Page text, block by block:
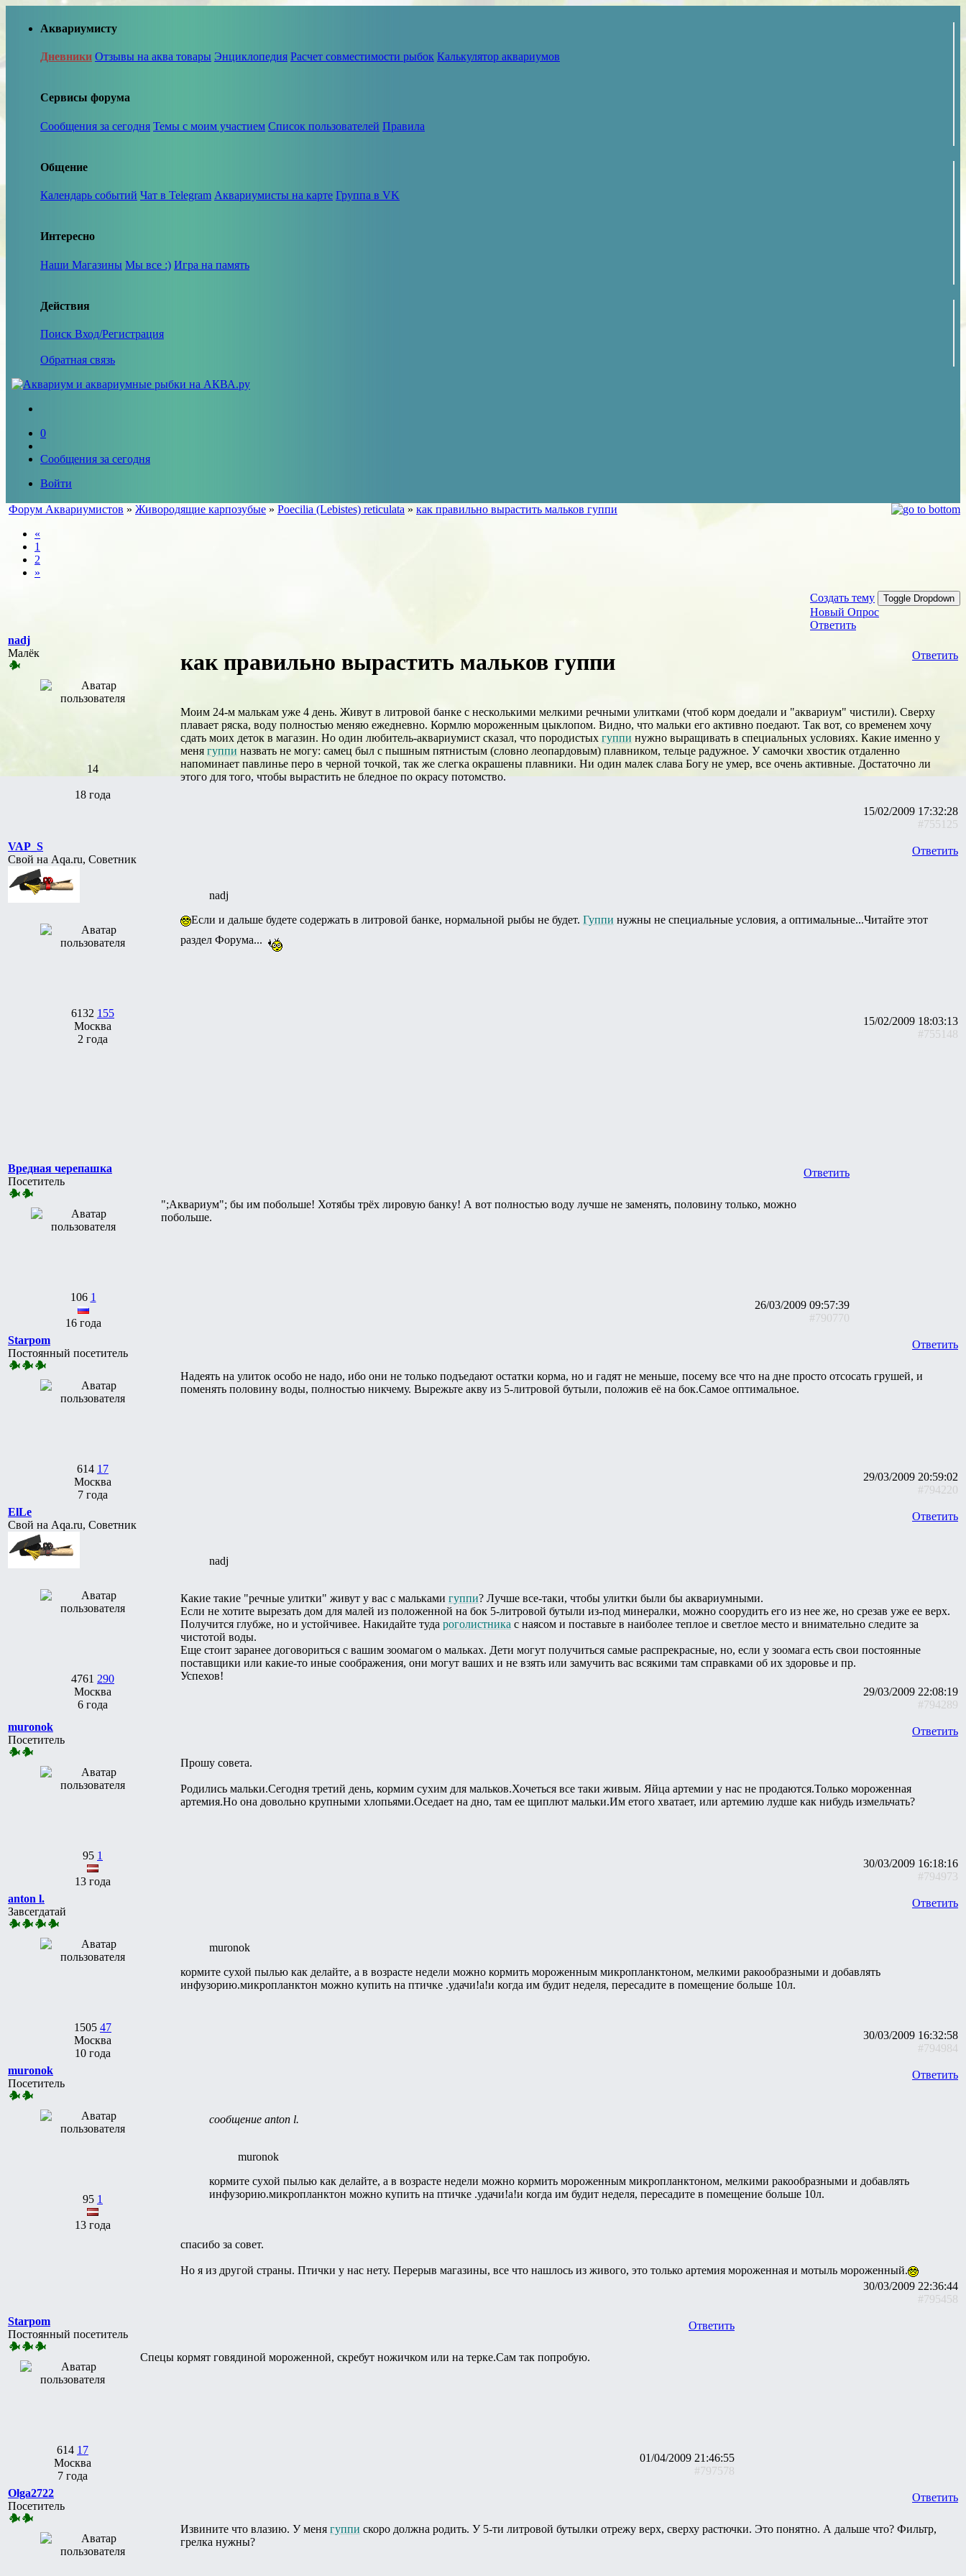
Аквариумисту
Дневники Отзывы на аква товары Энциклопедия Расчет совместимости рыбок Калькулятор аквариумов
Сервисы форума
Сообщения за сегодня Темы с моим участием Список пользователей Правила
Общение
Календарь событий Чат в Telegram Аквариумисты на карте Группа в VK
Интересно
Наши Магазины Мы все :) Игра на память
Действия
Поиск Вход/Регистрация
Обратная связь
0
Сообщения за сегодня
Войти
Форум Аквариумистов » Живородящие карпозубые » Poecilia (Lebistes) reticulata » как правильно вырастить мальков гуппи
«
1
2
»
Создать тему Toggle Dropdown
Новый Опрос
Ответить
nadj
Малёк
14
18 года
Ответить
как правильно вырастить мальков гуппи
Моим 24-м малькам уже 4 день. Живут в литровой банке с несколькими мелкими речными улитками (чтоб корм доедали и "аквариум" чистили). Сверху
плавает ряска, воду полностью меняю ежедневно. Кормлю мороженным цыклопом. Видно, что мальки его активно поедают. Так вот, со временем хочу
сдать моих деток в магазин. Но один любитель-аквариумист сказал, что породистых гуппи нужно выращивать в специальных условиях. Какие именно у
меня гуппи назвать не могу: самец был с пышным пятнистым (словно леопардовым) плавником, тельце радужное. У самочки хвостик отдаленно
напоминает павлинье перо в черной точкой, так же слегка окрашены плавники. Ни один малек слава Богу не умер, все очень активные. Достаточно ли
этого для того, чтобы вырастить не бледное по окрасу потомство.
15/02/2009 17:32:28
#755125
VAP_S
Свой на Aqa.ru, Советник
6132 155
Москва
2 года
Ответить
nadj
Если и дальше будете содержать в литровой банке, нормальной рыбы не будет. Гуппи нужны не специальные условия, а оптимальные...Читайте этот
раздел Форума...
15/02/2009 18:03:13
#755148
Вредная черепашка
Посетитель
106 1
16 года
Ответить
";Аквариум"; бы им побольше! Хотябы трёх лировую банку! А вот полностью воду лучше не заменять, половину только, можно
побольше.
26/03/2009 09:57:39
#790770
Starpom
Постоянный посетитель
614 17
Москва
7 года
Ответить
Надеять на улиток особо не надо, ибо они не только подъедают остатки корма, но и гадят не меньше, посему все что на дне просто отсосать грушей, и
поменять половину воды, полностью никчему. Вырежьте акву из 5-литровой бутыли, положив её на бок.Самое оптимальное.
29/03/2009 20:59:02
#794220
ElLe
Свой на Aqa.ru, Советник
4761 290
Москва
6 года
Ответить
nadj
Какие такие "речные улитки" живут у вас с мальками гуппи? Лучше все-таки, чтобы улитки были бы аквариумными.
Если не хотите вырезать дом для малей из положенной на бок 5-литровой бутыли из-под минералки, можно соорудить его из нее же, но срезав уже ее верх.
Получится глубже, но и устойчивее. Накидайте туда роголистника с наясом и поставьте в наиболее теплое и светлое место и внимательно следите за
чистотой воды.
Еще стоит заранее договориться с вашим зоомагом о мальках. Дети могут получиться самые распрекрасные, но, если у зоомага есть свои постоянные
поставщики или какие-то иные соображения, они могут ваших и не взять или замучить вас всякими там справками об их здоровье и пр.
Успехов!
29/03/2009 22:08:19
#794289
muronok
Посетитель
95 1
13 года
Ответить
Прошу совета.
Родились мальки.Сегодня третий день, кормим сухим для мальков.Хочеться все таки живым. Яйца артемии у нас не продаются.Только мороженная
артемия.Но она довольно крупными хлопьями.Оседает на дно, там ее щиплют мальки.Им етого хватает, или артемию лудше как нибудь измельчать?
30/03/2009 16:18:16
#794973
anton l.
Завсегдатай
1505 47
Москва
10 года
Ответить
muronok
кормите сухой пылью как делайте, а в возрасте недели можно кормить мороженным микропланктоном, мелкими ракообразными и добавлять
инфузорию.микропланктон можно купить на птичке .удачи!а!и когда им будит неделя, пересадите в помещение больше 10л.
30/03/2009 16:32:58
#794984
muronok
Посетитель
95 1
13 года
Ответить
сообщение anton l.
muronok
кормите сухой пылью как делайте, а в возрасте недели можно кормить мороженным микропланктоном, мелкими ракообразными и добавлять
инфузорию.микропланктон можно купить на птичке .удачи!а!и когда им будит неделя, пересадите в помещение больше 10л.
спасибо за совет.
Но я из другой страны. Птички у нас нету. Перерыв магазины, все что нашлось из живого, это только артемия мороженная и мотыль мороженный.
30/03/2009 22:36:44
#795458
Starpom
Постоянный посетитель
614 17
Москва
7 года
Ответить
Спецы кормят говядиной мороженной, скребут ножичком или на терке.Сам так попробую.
01/04/2009 21:46:55
#797578
Olga2722
Посетитель
Ответить
Извините что влазию. У меня гуппи скоро должна родить. У 5-ти литровой бутылки отрежу верх, сверху растючки. Это понятно. А дальше что? Фильтр,
грелка нужны?